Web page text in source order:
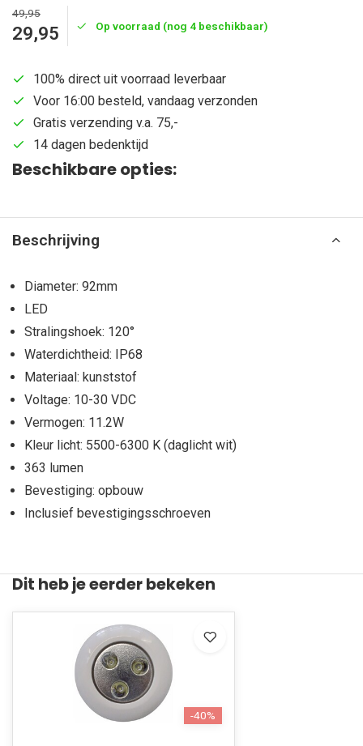
49,95
29,95 Op voorraad (nog 4 beschikbaar)
100% direct uit voorraad leverbaar
Voor 16:00 besteld, vandaag verzonden
Gratis verzending v.a. 75,-
14 dagen bedenktijd
Beschikbare opties:
Beschrijving
Diameter: 92mm
LED
Stralingshoek: 120°
Waterdichtheid: IP68
Materiaal: kunststof
Voltage: 10-30 VDC
Vermogen: 11.2W
Kleur licht: 5500-6300 K (daglicht wit)
363 lumen
Bevestiging: opbouw
Inclusief bevestigingsschroeven
Dit heb je eerder bekeken
-40%